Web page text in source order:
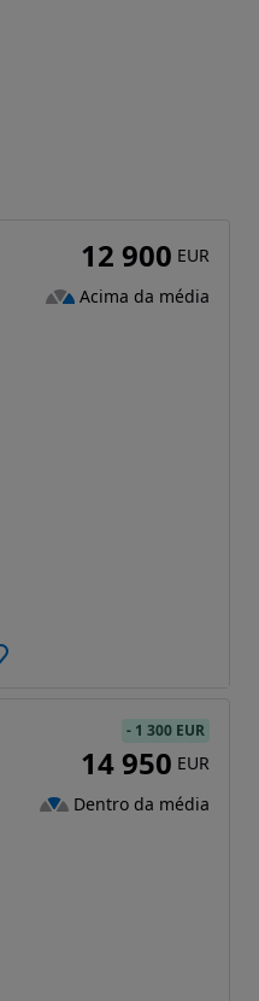
12 900 EUR
Acima da média
- 1 300 EUR
14 950 EUR
Dentro da média